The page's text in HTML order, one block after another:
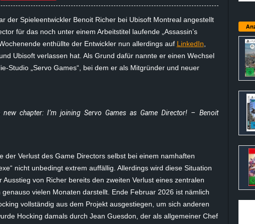
der Spieleentwickler Benoit Richer bei Ubisoft Montreal angestellt
für das noch unter einem Arbeitstitel laufende „Assassin’s
enthüllte der Entwickler nun allerdings auf LinkedIn
Ubisoft verlassen hat. Als Grund dafür nannte er einen Wechsel
Studio „Servo Games“, bei dem er als Mitgründer und neuer
chapter: I’m joining Servo Games as Game Director! – Benoit
der Verlust des Game Directors selbst bei einem namhaften
nicht unbedingt extrem auffällig. Allerdings wird diese Situation
von Richer bereits den zweiten Verlust eines zentralen
vielen Monaten darstellt. Ende Februar 2026 ist nämlich
vollständig aus dem Projekt ausgestiegen, um sich anderen
Hocking damals durch Jean Guesdon, der als allgemeiner Chef